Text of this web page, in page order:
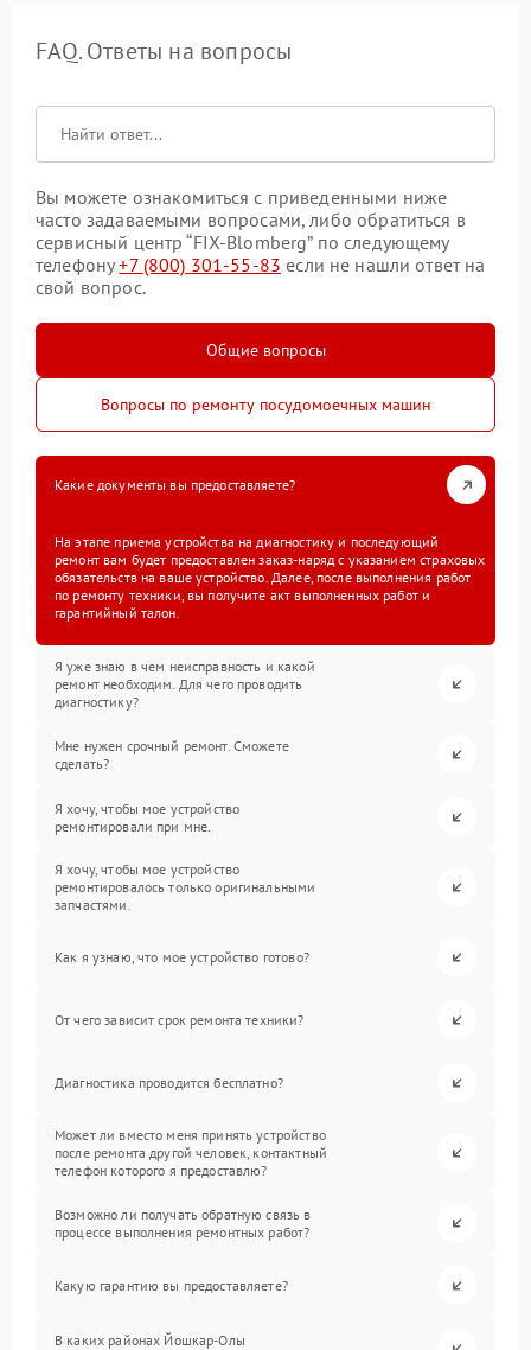
FAQ. Ответы на вопросы
Вы можете ознакомиться с приведенными ниже
часто задаваемыми вопросами, либо обратиться в
сервисный центр “FIX-Blomberg” по следующему
телефону+7 (800) 301-55-83 если не нашли ответ на
свой вопрос.
Общие вопросы
Вопросы по ремонту посудомоечных машин
Какие документы вы предоставляете?
На этапе приема устройства на диагностику и последующий
ремонт вам будет предоставлен заказ-наряд с указанием страховых
обязательств на ваше устройство. Далее, после выполнения работ
по ремонту техники, вы получите акт выполненных работ и
гарантийный талон.
Я уже знаю в чем неисправность и какой
ремонт необходим. Для чего проводить
диагностику?
Мне нужен срочный ремонт. Сможете
сделать?
Я хочу, чтобы мое устройство
ремонтировали при мне.
Я хочу, чтобы мое устройство
ремонтировалось только оригинальными
запчастями.
Как я узнаю, что мое устройство готово?
От чего зависит срок ремонта техники?
Диагностика проводится бесплатно?
Может ли вместо меня принять устройство
после ремонта другой человек, контактный
телефон которого я предоставлю?
Возможно ли получать обратную связь в
процессе выполнения ремонтных работ?
Какую гарантию вы предоставляете?
В каких районах Йошкар-Олы